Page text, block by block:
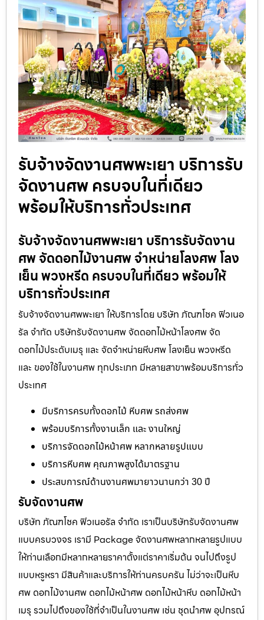
รับจ้างจัดงานศพพะเยา บริการรับ
จัดงานศพ ครบจบในที่เดียว
พร้อมให้บริการทั่วประเทศ
รับจ้างจัดงานศพพะเยา บริการรับจัดงาน
ศพ จัดดอกไม้งานศพ จำหน่ายโลงศพ โลง
เย็น พวงหรีด ครบจบในที่เดียว พร้อมให้
บริการทั่วประเทศ
รับจ้างจัดงานศพพะเยา ให้บริการโดย บริษัท ภัณฑโชค ฟิวเนอ
รัล จำกัด บริษัทรับจัดงานศพ จัดดอกไม้หน้าโลงศพ จัด
ดอกไม้ประดับเมรุ และ จัดจำหน่ายหีบศพ โลงเย็น พวงหรีด
และ ของใช้ในงานศพ ทุกประเภท มีหลายสาขาพร้อมบริการทั่ว
ประเทศ
มีบริการครบทั้งดอกไม้ หีบศพ รถส่งศพ
พร้อมบริการทั้งงานเล็ก และ งานใหญ่
บริการจัดดอกไม้หน้าศพ หลากหลายรูปแบบ
บริการหีบศพ คุณภาพสูงได้มาตรฐาน
ประสบการณ์ด้านงานศพมายาวนานกว่า 30 ปี
รับจัดงานศพ
บริษัท ภัณฑโชค ฟิวเนอรัล จำกัด เราเป็นบริษัทรับจัดงานศพ
แบบครบวงจร เรามี Package จัดงานศพหลากหลายรูปแบบ
ให้ท่านเลือกมีหลากหลายราคาตั้งแต่ราคาเริ่มต้น จนไปถึงรูป
แบบหรูหรา มีสินค้าและบริการให้ท่านครบครัน ไม่ว่าจะเป็นหีบ
ศพ ดอกไม้งานศพ ดอกไม้หน้าศพ ดอกไม้หน้าหีบ ดอกไม้หน้า
เมรุ รวมไปถึงของใช้ที่จำเป็นในงานศพ เช่น ชุดนำศพ อุปกรณ์